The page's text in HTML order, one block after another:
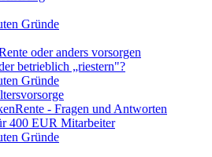
Gründe
oder anders vorsorgen
betrieblich „riestern"?
Gründe
- Fragen und Antworten
400 EUR Mitarbeiter
Gründe